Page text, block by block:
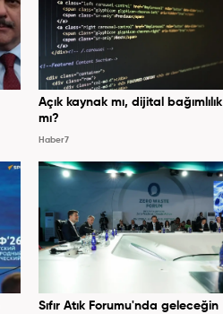
Açık kaynak mı, dijital bağımlılık
mı?
Haber7
Sıfır Atık Forumu'nda geleceğin